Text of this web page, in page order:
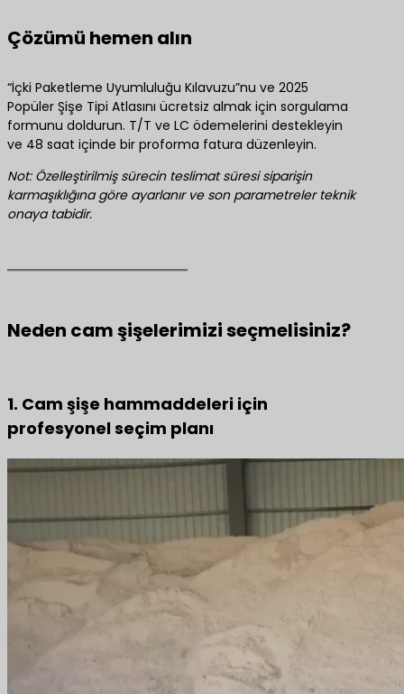
Çözümü hemen alın
“İçki Paketleme Uyumluluğu Kılavuzu”nu ve 2025
Popüler Şişe Tipi Atlasını ücretsiz almak için sorgulama
formunu doldurun. T/T ve LC ödemelerini destekleyin
ve 48 saat içinde bir proforma fatura düzenleyin.
Not: Özelleştirilmiş sürecin teslimat süresi siparişin
karmaşıklığına göre ayarlanır ve son parametreler teknik
onaya tabidir.
Neden cam şişelerimizi seçmelisiniz?
1. Cam şişe hammaddeleri için
profesyonel seçim planı